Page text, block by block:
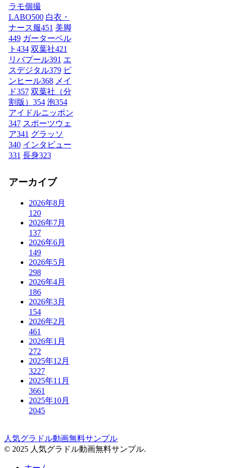
ラモ個撮
LABO500 白衣・
ナース服451 美脚
449 ガーターベル
ト 434 双葉社421
リバプール391 エ
スデジタル379 ピ
ンヒール368 メイ
ド357 双葉社（分
割版） 354 泡354
アイドルニッポン
347 スポーツウェ
ア341 グラッソ
340 インタビュー
331 長身323
アーカイブ
2026年8月
120
2026年7月
137
2026年6月
149
2026年5月
298
2026年4月
186
2026年3月
154
2026年2月
461
2026年1月
272
2025年12月
3227
2025年11月
3661
2025年10月
2045
人気グラドル動画無料サンプル
© 2025 人気グラドル動画無料サンプル.